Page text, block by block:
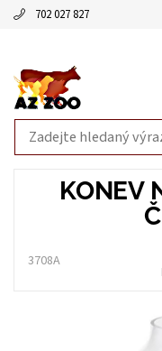
702 027 827
KONEV
3708A